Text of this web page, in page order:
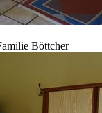
Böttcher